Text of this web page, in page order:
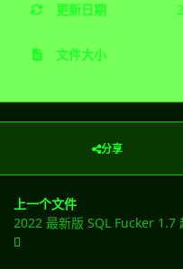
更新日期
文件大小
分享
上一个文件